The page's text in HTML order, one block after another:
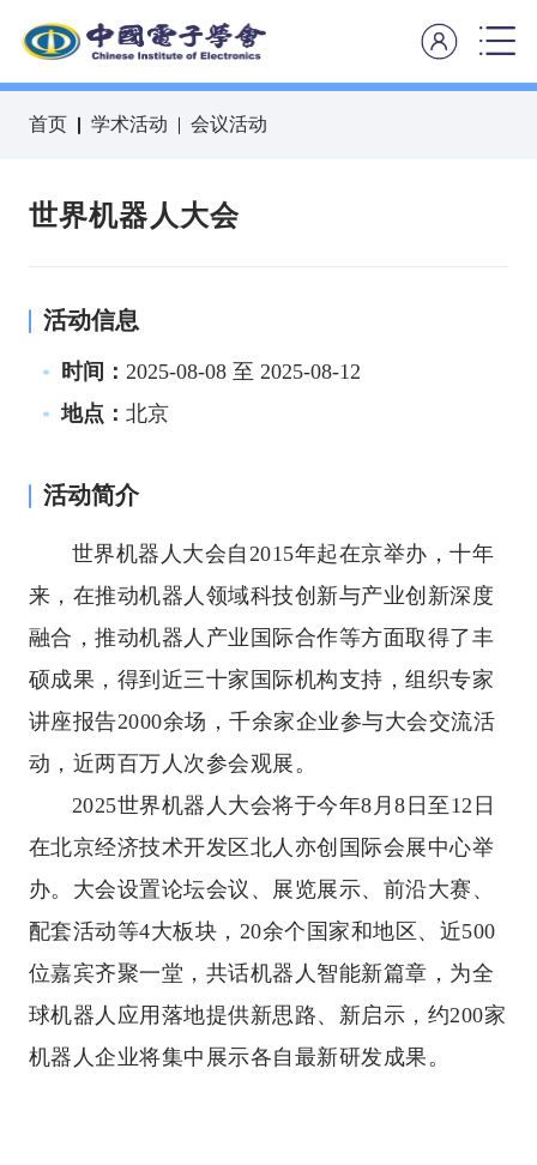
首页 学术活动 会议活动
世界机器人大会
活动信息
时间： 2025-08-08 至 2025-08-12
地点： 北京
活动简介
世界机器人大会自2015年起在京举办，十年
来，在推动机器人领域科技创新与产业创新深度
融合，推动机器人产业国际合作等方面取得了丰
硕成果，得到近三十家国际机构支持，组织专家
讲座报告2000余场，千余家企业参与大会交流活
动，近两百万人次参会观展。
2025世界机器人大会将于今年8月8日至12日
在北京经济技术开发区北人亦创国际会展中心举
办。大会设置论坛会议、展览展示、前沿大赛、
配套活动等4大板块，20余个国家和地区、近500
位嘉宾齐聚一堂，共话机器人智能新篇章，为全
球机器人应用落地提供新思路、新启示，约200家
机器人企业将集中展示各自最新研发成果。